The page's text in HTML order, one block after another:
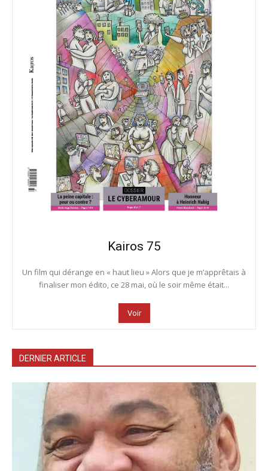
Kairos 75
Un film qui dérange en « haut lieu » Alors que je m’apprêtais à
finaliser mon édito, ce 28 mai, où le soir même était...
Voir
DERNIER ARTICLE